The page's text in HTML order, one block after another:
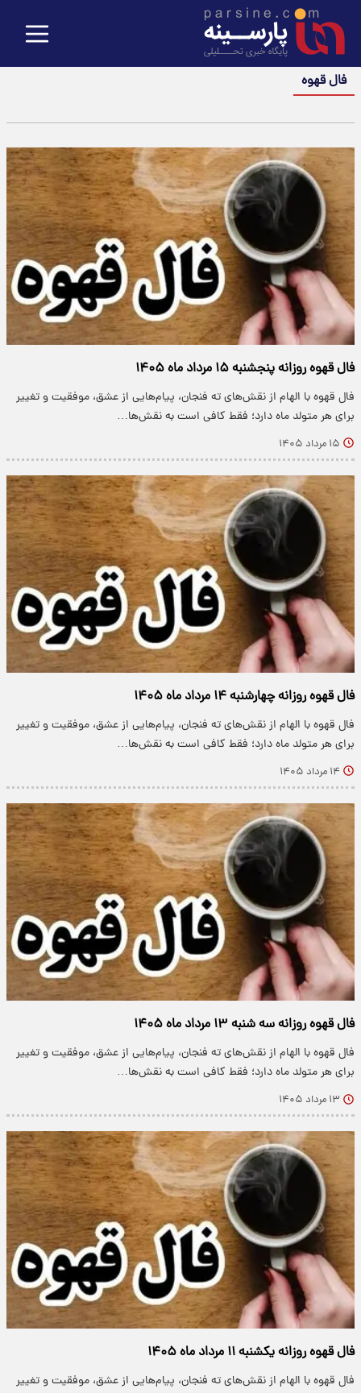
فال قهوه
فال قهوه روزانه پنجشنبه ۱۵ مرداد ماه ۱۴۰۵
فال قهوه با الهام از نقش‌های ته فنجان، پیام‌هایی از عشق، موفقیت و تغییر
برای هر متولد ماه دارد؛ فقط کافی است به نقش‌ها…
۱۵ مرداد ۱۴۰۵
فال قهوه روزانه چهارشنبه ۱۴ مرداد ماه ۱۴۰۵
فال قهوه با الهام از نقش‌های ته فنجان، پیام‌هایی از عشق، موفقیت و تغییر
برای هر متولد ماه دارد؛ فقط کافی است به نقش‌ها…
۱۴ مرداد ۱۴۰۵
فال قهوه روزانه سه شنبه ۱۳ مرداد ماه ۱۴۰۵
فال قهوه با الهام از نقش‌های ته فنجان، پیام‌هایی از عشق، موفقیت و تغییر
برای هر متولد ماه دارد؛ فقط کافی است به نقش‌ها…
۱۳ مرداد ۱۴۰۵
فال قهوه روزانه یکشنبه ۱۱ مرداد ماه ۱۴۰۵
فال قهوه با الهام از نقش‌های ته فنجان، پیام‌هایی از عشق، موفقیت و تغییر